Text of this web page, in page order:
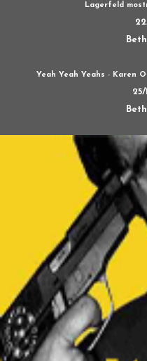
Lagerfeld
Yeah Yeah Yeahs - Karen